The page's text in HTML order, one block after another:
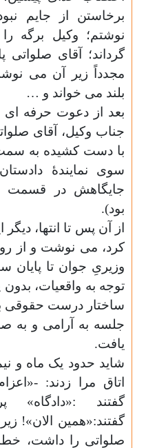
برخاستن از جایم
نوشتم؛ وکیل
گرداند؛ آقای صلواتی
مجدداً زیر آن می
بلند می خواند و …
بعد از دعوت حرفه
جناب وکیل، آقای
با دست کشیده به
سوی نمایندهٔ
جایگاهش در قسمت
بود).
از آن پس تا انتها،
کرد، می نوشت و از
وزیریِ جوان تا پایان
توجه به واقعیات، بدون
ساختار درست حقوقی
جلسه به آرامی و به
یافت.
اتاق مرا زدند: -
گفتند
گفتند:«همین الان»!
صلواتی را داشت،